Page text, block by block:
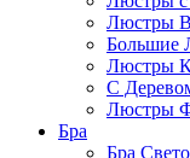
Люстры
Большие
Люстры
С
Люстры
Бра
Бра